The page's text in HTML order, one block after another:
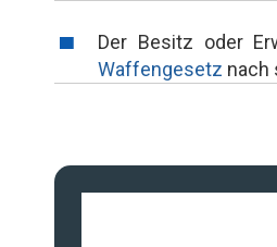
Der Besitz oder
Waffengesetz nach